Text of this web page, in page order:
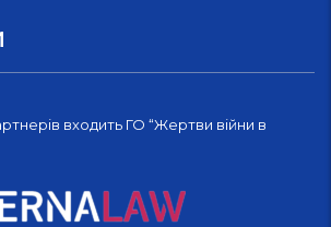
входить ГО “Жертви війни в